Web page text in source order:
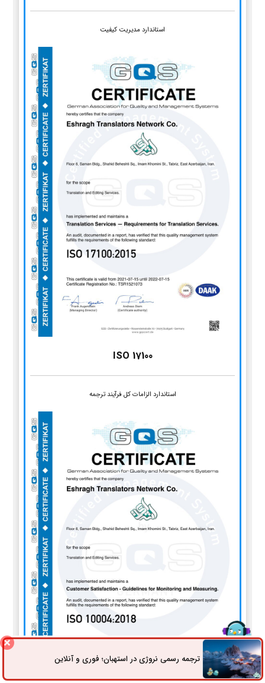
استاندارد مدیریت کیفیت
ISO 17100
استاندارد الزامات کل فرآیند ترجمه
ترجمه رسمی نروژی در استهبان؛ فوری و آنلاینثبت سفارش راه های ارتباطی